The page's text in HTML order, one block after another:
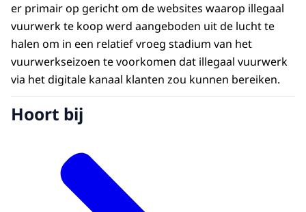
er primair op gericht om de websites waarop illegaal
vuurwerk te koop werd aangeboden uit de lucht te
halen om in een relatief vroeg stadium van het
vuurwerkseizoen te voorkomen dat illegaal vuurwerk
via het digitale kanaal klanten zou kunnen bereiken.
Hoort bij